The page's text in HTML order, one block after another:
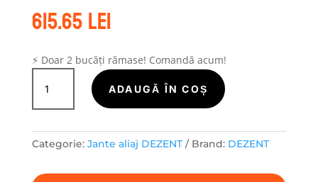
615.65lei
⚡ Doar 2 bucăți rămase! Comandă acum!
Cantitate
Janta
aliaj
TZ
6.00x15
ADAUGĂ ÎN COȘ
Categorie: Jante aliaj DEZENT Brand: DEZENT